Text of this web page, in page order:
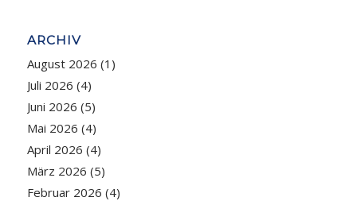
ARCHIV
August 2026 (1)
Juli 2026 (4)
Juni 2026 (5)
Mai 2026 (4)
April 2026 (4)
März 2026 (5)
Februar 2026 (4)